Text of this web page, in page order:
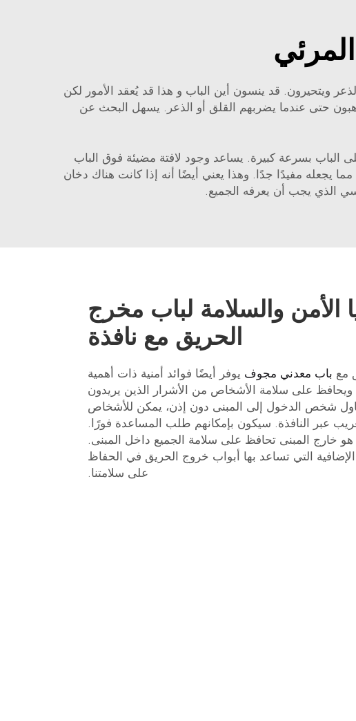
ويتحيرون. قد ينسون أين الباب و هذا قد يُعقد الأمور لكن
حتى عندما يضربهم القلق أو الذعر. يسهل البحث عن
الباب بسرعة كبيرة. يساعد وجود لافتة مضيئة فوق الباب
يجعله مفيدًا جدًا. وهذا يعني أيضًا أنه إذا كانت هناك دخان
الذي يجب أن يعرفه الجميع.
الأمن والسلامة لباب مخرج
الحريق مع نافذة
مع باب معدني مجوف يوفر أيضًا فوائد أمنية ذات أهمية
على سلامة الأشخاص من الأشرار الذين يريدون
شخص الدخول إلى المبنى دون إذن، يمكن للأشخاص
عبر النافذة. سيكون بإمكانهم طلب المساعدة فورًا.
خارج المبنى تحافظ على سلامة الجميع داخل المبنى.
التي تساعد بها أبواب خروج الحريق في الحفاظ
على سلامتنا.